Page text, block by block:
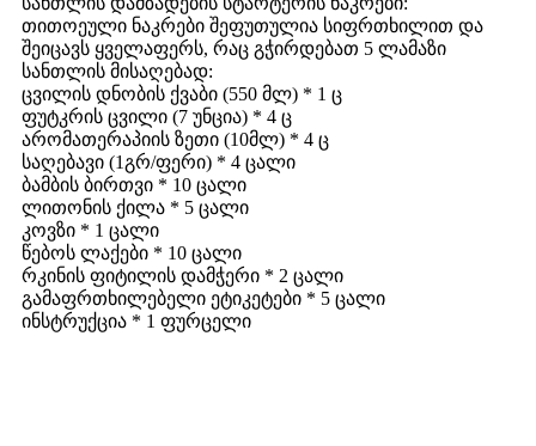
თითოეული ნაკრები შეფუთულია სიფრთხილით და
შეიცავს ყველაფერს, რაც გჭირდებათ 5 ლამაზი
სანთლის მისაღებად:
ცვილის დნობის ქვაბი (550 მლ) * 1 ც
ფუტკრის ცვილი (7 უნცია) * 4 ც
არომათერაპიის ზეთი (10მლ) * 4 ც
საღებავი (1გრ/ფერი) * 4 ცალი
ბამბის ბირთვი * 10 ცალი
ლითონის ქილა * 5 ცალი
კოვზი * 1 ცალი
წებოს ლაქები * 10 ცალი
რკინის ფიტილის დამჭერი * 2 ცალი
გამაფრთხილებელი ეტიკეტები * 5 ცალი
ინსტრუქცია * 1 ფურცელი